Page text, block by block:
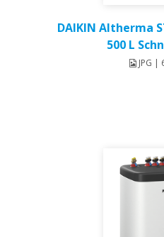
DAIKIN Altherma
500 L
JPG |